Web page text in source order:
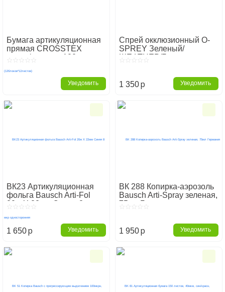
Бумага артикуляционная
прямая CROSSTEX
синяя/красная 100мкм
Уведомить
Спрей окклюзионный O-
SPREY Зеленый/
ШЕФТНЕР/Германия
1 350p Уведомить
ВК23 Артикуляционная
фольга Bausch Arti-Fol
20м Х 22мм Синяя 8 мкр
1 650p Уведомить
ВК 288 Копирка-аэрозоль
Bausch Arti-Spray зеленая,
75мл Германия
1 950p Уведомить